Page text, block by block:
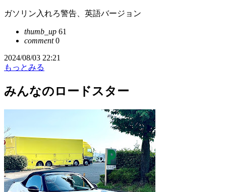
ガソリン入れろ警告、英語バージョン
thumb_up 61
comment0
2024/08/03 22:21
もっとみる
みんなのロードスター